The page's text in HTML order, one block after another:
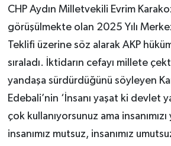
CHP Aydın Milletvekili Evrim
görüşülmekte olan 2025 Yılı
Teklifi üzerine söz alarak AKP
sıraladı. İktidarın cefayı millete
yandaşa sürdürdüğünü söyleyen
Edebali’nin ‘İnsanı yaşat ki devlet
çok kullanıyorsunuz ama
insanımız mutsuz, insanımız